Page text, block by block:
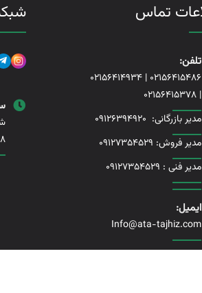
تماس
تلفن:
02156415486
|
02156414934
|
02156415378
مدیر بازرگانی: 09126394920
مدیر فروش: 09127354529
مدیر فنی : 09127354529
ایمیل:
Info@ata-tajhiz.com
8 الی 13